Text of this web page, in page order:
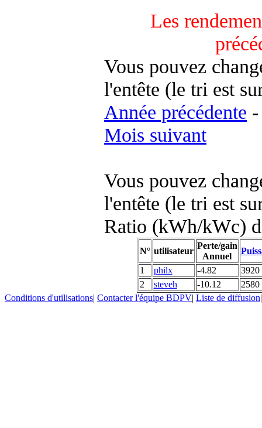
Les
Vous pouvez
l'entête (le tri est
Année précédente -
Mois suivant
Vous pouvez
l'entête (le tri est
Ratio (kWh/kWc)
N° utilisateur
Perte/gain
Annuel
1
philx -4.82
3920
2
steveh -10.12
2580
Conditions d'utilisations| Contacter l'équipe BDPV| Liste de diffusion